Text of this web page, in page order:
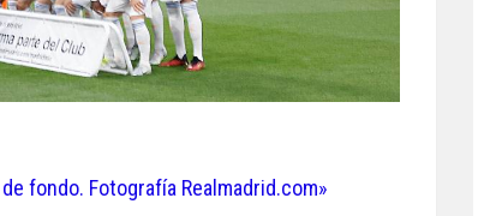
fondo. Fotografía Realmadrid.com»